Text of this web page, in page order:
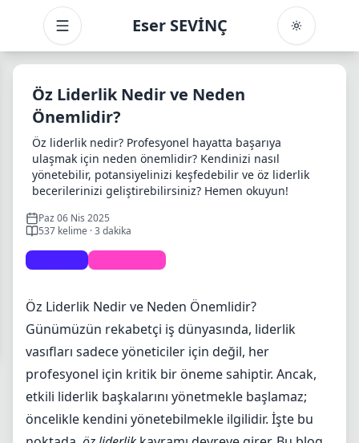
Toggle menu Eser SEVİNÇ
Öz Liderlik Nedir ve Neden
Önemlidir?
Öz liderlik nedir? Profesyonel hayatta başarıya
ulaşmak için neden önemlidir? Kendinizi nasıl
yönetebilir, potansiyelinizi keşfedebilir ve öz liderlik
becerilerinizi geliştirebilirsiniz? Hemen okuyun!
Paz 06 Nis 2025
537 kelime · 3 dakika
Öz Liderlik Nedir ve Neden Önemlidir?
Günümüzün rekabetçi iş dünyasında, liderlik
vasıfları sadece yöneticiler için değil, her
profesyonel için kritik bir öneme sahiptir. Ancak,
etkili liderlik başkalarını yönetmekle başlamaz;
öncelikle kendini yönetebilmekle ilgilidir. İşte bu
İçindekiler
Öz Liderlik Nedir?
Öz Liderliğin 8 Temel Unsuru
Öz Liderlik Neden Önemlidir?
Öz Liderlik Nasıl Geliştirilir?
Öz Liderlik Becerileri